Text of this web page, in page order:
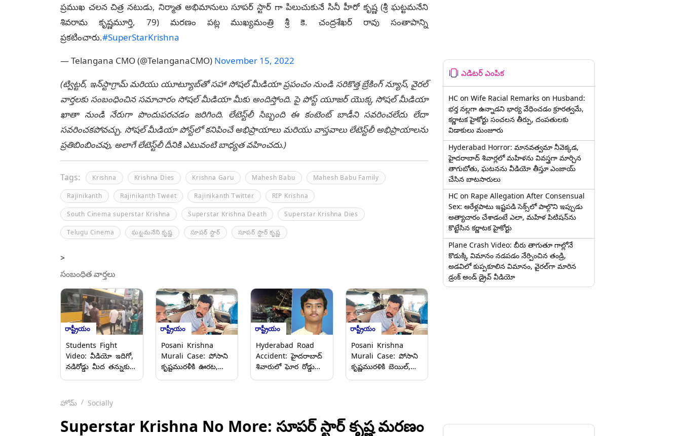
ప్రముఖ చలన చిత్ర నటుడు, నిర్మాత అభిమానులు సూపర్ స్టార్ గా పిలుచుకునే సినీ హీరో కృష్ణ (శ్రీ ఘట్టమనేని
శివరామ కృష్ణమూర్తి, 79) మరణం పట్ల ముఖ్యమంత్రి శ్రీ కె. చంద్రశేఖర్ రావు సంతాపాన్ని
ప్రకటించారు.#SuperStarKrishna
— Telangana CMO (@TelanganaCMO) November 15, 2022
(ట్విట్టర్, ఇన్‌స్టాగ్రామ్ మరియు యూట్యూబ్‌తో సహా సోషల్ మీడియా ప్రపంచం నుండి సరికొత్త బ్రేకింగ్ న్యూస్, వైరల్
వార్తలకు సంబంధించిన సమాచారం సోషల్ మీడియా మీకు అందిస్తోంది. పై పోస్ట్ యూజర్ యొక్క సోషల్ మీడియా
ఖాతా నుండి నేరుగా పొందుపరచడం జరిగింది. లేటెస్ట్‌లీ సిబ్బంది ఈ కంటెంట్ బాడీని సవరించలేదు లేదా
సవరించకపోవచ్చు. సోషల్ మీడియా పోస్ట్‌లో కనిపించే అభిప్రాయాలు మరియు వాస్తవాలు లేటెస్ట్‌లీ అభిప్రాయాలను
ప్రతిబింబించవు, అలాగే లేటెస్ట్‌లీ దీనికి ఎటువంటి బాధ్యత వహించదు.)
Tags: Krishna Krishna Dies Krishna Garu Mahesh Babu Mahesh Babu Family
Rajinikanth Rajinikanth Tweet Rajinikanth Twitter RIP Krishna
South Cinema superstar Krishna Superstar Krishna Death Superstar Krishna Dies
Telugu Cinema ఘట్టమనేని కృష్ణ సూపర్ స్టార్ సూపర్‌ స్టార్‌ కృష్ణ
>
సంబంధిత వార్తలు
రాష్ట్రీయం
Students Fight
Video: వీడియో ఇదిగో,
నడిరోడ్డు మీద తన్నుకున్న
విసురుకుంటూ
ఒకరినొకరు పిడిగుద్దులు
గుద్దుకుంటూ..
రాష్ట్రీయం
Posani Krishna
Murali Case: పోసాని
కృష్టమురళీకి ఊరట,
రాష్ట్రీయం
Hyderabad Road
Accident: హైదరాబాద్
శివారులో ఘోర రోడ్డు
రాష్ట్రీయం
Posani Krishna
Murali Case: పోసాని
కృష్ణమురళికి బెయిల్‌,
హోమ్ Socially
Superstar Krishna No More: సూపర్ స్టార్ కృష్ణ మరణం
ఎడిటర్ ఎంపిక
HC on Wife Racial Remarks on Husband:
భర్త న‌ల్ల‌గా ఉన్నాడ‌ని భార్య వేధించ‌డం క్రూర‌త్వ‌మే,
కర్ణాటక హైకోర్టు సంచలన తీర్పు, దంపతులకు
విడాకులు మంజూరు
Hyderabad Horror: మానవత్వమా నీవెక్కడ,
హైదరాబాద్ శివార్లలో మహిళను వివస్త్రగా మార్చిన
తాగుబోతు, ఘటనను వీడియో తీస్తూ ఎంజాయ్
చేసిన బాటసారులు
HC on Rape Allegation After Consensual
Sex: ఆరేళ్లపాటు ఇష్టపడి సెక్స్‌లో పాల్గొని ఇప్పుడు
అత్యాచారం చేశాడంటే ఎలా, మహిళ పిటిషన్‌ను
కొట్టేసిన కర్ణాటక హైకోర్టు
Plane Crash Video: బీరు తాగుతూ గాల్లోనే
కొడుక్కి విమానం నడపడం నేర్పించిన తండ్రి,
అడవిలో కుప్పకూలిన విమానం, వైరల్‌గా మారిన
డ్రంక్‌ అండ్ డ్రైవ్ వీడియో